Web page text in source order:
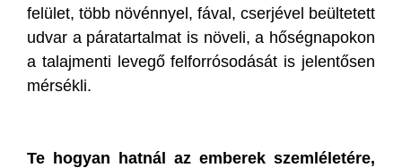
felület, több növénnyel, fával, cserjével beültetett
udvar a páratartalmat is növeli, a hőségnapokon
a talajmenti levegő felforrósodását is jelentősen
mérsékli.
Te hogyan hatnál az emberek szemléletére,